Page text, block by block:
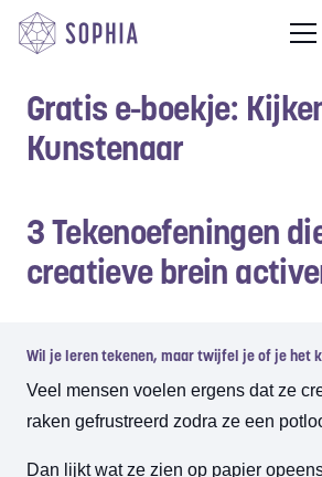
Gratis e-boekje:
Kunstenaar
3 Tekenoefeningen
creatieve brein
Wil je leren tekenen, maar twijfel je of je het
Veel mensen voelen ergens dat ze
raken gefrustreerd zodra ze een
Dan lijkt wat ze zien op papier